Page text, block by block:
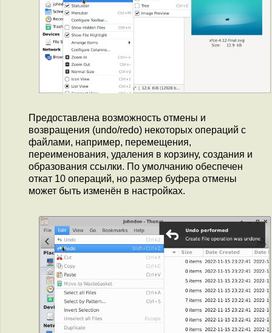
Предоставлена возможность отмены и
возвращения (undo/redo) некоторых операций с
файлами, например, перемещения,
переименования, удаления в корзину, создания и
образования ссылки. По умолчанию обеспечен
откат 10 операций, но размер буфера отмены
может быть изменён в настройках.